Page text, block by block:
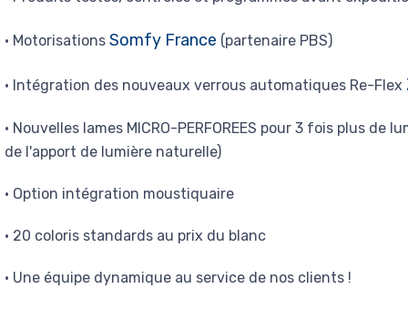
• Motorisations Somfy France (partenaire PBS)
• Intégration des nouveaux verrous automatiques Re-Flex
• Nouvelles lames MICRO-PERFOREES pour 3 fois plus de
de l'apport de lumière naturelle)
• Option intégration moustiquaire
• 20 coloris standards au prix du blanc
• Une équipe dynamique au service de nos clients !